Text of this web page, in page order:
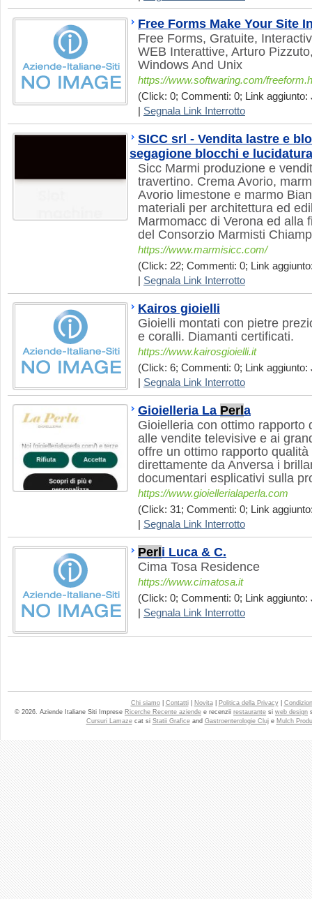
Free Forms Make Your Site
Free Forms, Gratuite,
WEB Interattive, Arturo
Windows And Unix
https://www.softwaring.com/
(Click: 0; Commenti: 0; Link aggiunto:
Segnala Link Interrotto
SICC srl - Vendita lastre e
segagione blocchi e
Sicc Marmi produzione e
travertino. Crema Avorio,
Avorio limestone e marmo
materiali per architettura ed
Marmomacc di Verona ed alla
del Consorzio Marmisti
https://www.marmisicc.com/
(Click: 22; Commenti: 0; Link
Segnala Link Interrotto
Kairos gioielli
Gioielli montati con pietre
e coralli. Diamanti certificati.
https://www.kairosgioielli.it
(Click: 6; Commenti: 0; Link aggiunto:
Segnala Link Interrotto
Gioielleria La Perl a
Gioielleria con ottimo rapporto
alle vendite televisive e ai
offre un ottimo rapporto
direttamente da Anversa i
documentari esplicativi sulla
https://www.gioiellerialaperla.com
(Click: 31; Commenti: 0; Link
Segnala Link Interrotto
Perl i Luca & C.
Cima Tosa Residence
https://www.cimatosa.it
(Click: 0; Commenti: 0; Link aggiunto:
Segnala Link Interrotto
Chi siamo| Contatti| Novita| Politica della Privacy|
© 2026. Aziende Italiane Siti Imprese Ricerche Recente aziende e recenzii restaurante si web design
Cursuri Lamazecat si Statii Graficeand Gastroenterologie Cluje Mulch